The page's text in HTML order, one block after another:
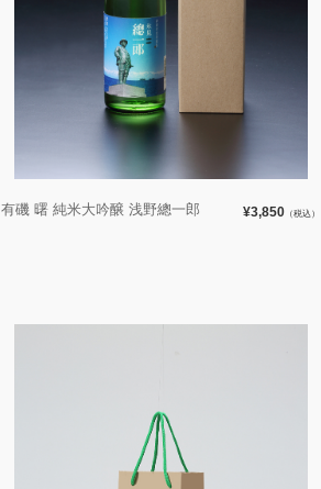
有磯 曙 純米大吟醸 浅野總一郎 ¥3,850 （税込）